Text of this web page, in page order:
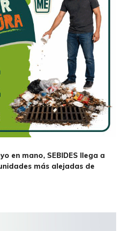
en mano, SEBIDES llega a
más alejadas de